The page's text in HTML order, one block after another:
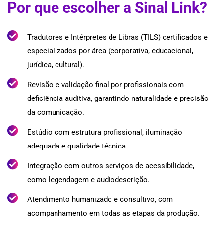
Por que escolher a Sinal Link?
Tradutores e Intérpretes de Libras (TILS) certificados e
especializados por área (corporativa, educacional,
jurídica, cultural).
Revisão e validação final por profissionais com
deficiência auditiva, garantindo naturalidade e precisão
da comunicação.
Estúdio com estrutura profissional, iluminação
adequada e qualidade técnica.
Integração com outros serviços de acessibilidade,
como legendagem e audiodescrição.
Atendimento humanizado e consultivo, com
acompanhamento em todas as etapas da produção.